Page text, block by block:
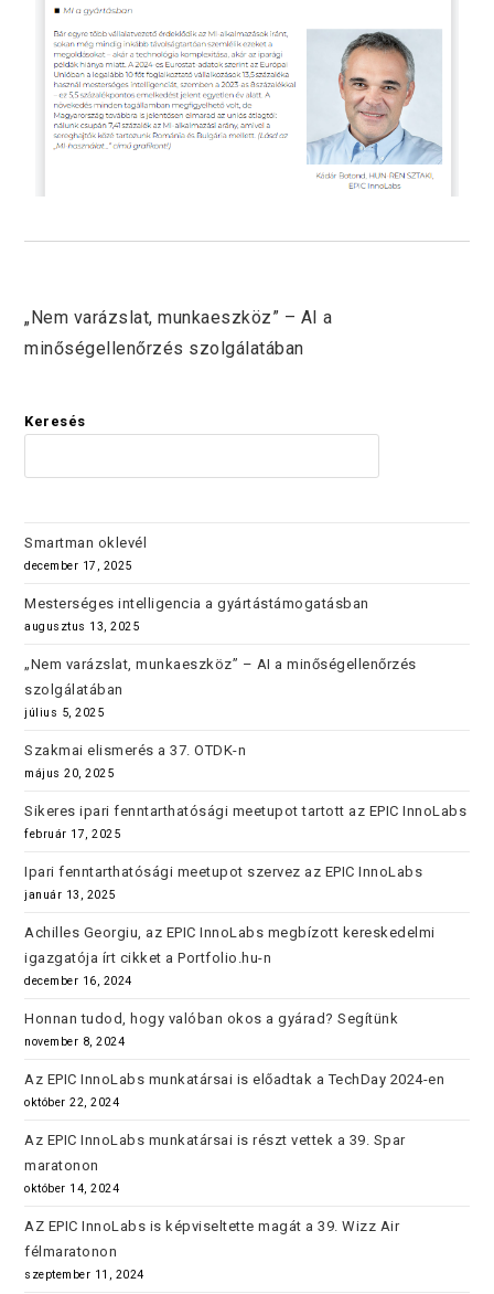
„Nem varázslat, munkaeszköz” – AI a
minőségellenőrzés szolgálatában
Keresés
Smartman oklevél
december 17, 2025
Mesterséges intelligencia a gyártástámogatásban
augusztus 13, 2025
„Nem varázslat, munkaeszköz” – AI a minőségellenőrzés
szolgálatában
július 5, 2025
Szakmai elismerés a 37. OTDK-n
május 20, 2025
Sikeres ipari fenntarthatósági meetupot tartott az EPIC InnoLabs
február 17, 2025
Ipari fenntarthatósági meetupot szervez az EPIC InnoLabs
január 13, 2025
Achilles Georgiu, az EPIC InnoLabs megbízott kereskedelmi
igazgatója írt cikket a Portfolio.hu-n
december 16, 2024
Honnan tudod, hogy valóban okos a gyárad? Segítünk
november 8, 2024
Az EPIC InnoLabs munkatársai is előadtak a TechDay 2024-en
október 22, 2024
Az EPIC InnoLabs munkatársai is részt vettek a 39. Spar
maratonon
október 14, 2024
AZ EPIC InnoLabs is képviseltette magát a 39. Wizz Air
félmaratonon
szeptember 11, 2024